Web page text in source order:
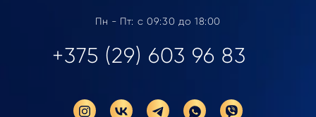
Пн - Пт: с 09:30 до 18:00
+375 (29) 603 96 83